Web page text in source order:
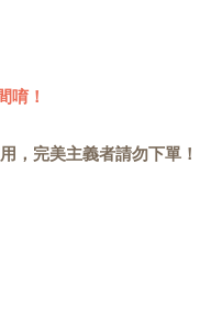
唷！
，完美主義者請勿下單！